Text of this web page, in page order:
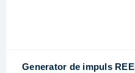
Generator de impuls